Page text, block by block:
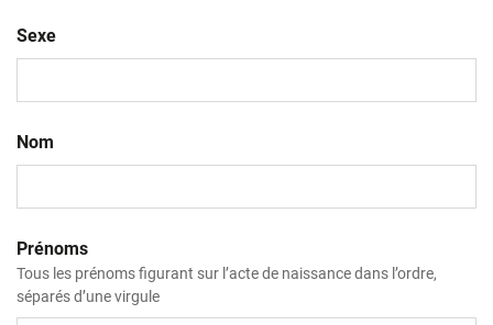
Sexe
Nom
Prénoms
Tous les prénoms figurant sur l’acte de naissance dans l’ordre,
séparés d’une virgule